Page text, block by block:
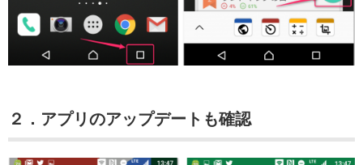
２．アプリのアップデートも確認